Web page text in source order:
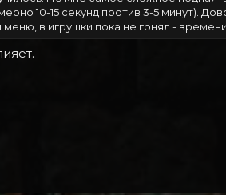
10-15 секунд против 3-5 минут).
меню, в игрушки пока не гонял -